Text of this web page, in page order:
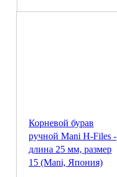
Корневой бурав
ручной Mani H-Files -
длина 25 мм, размер
15 (Mani, Япония)